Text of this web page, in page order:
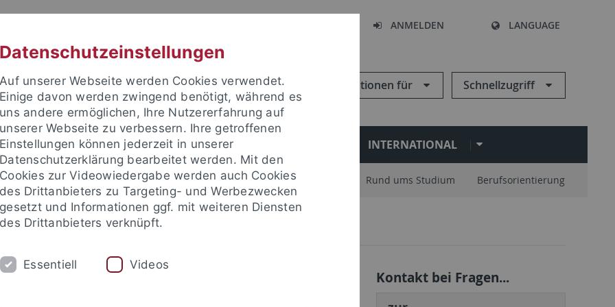
ANMELDEN LANGUAGE
Informationen für Schnellzugriff
FORSCHUNG EINRICHTUNGEN INTERNATIONAL
und Immatrikulation Beratung und Info Studienorganisation Rund ums Studium Berufsorientierung
Verzeichnis der Studiengänge
Kontakt bei Fragen...
Datenschutzeinstellungen
Auf unserer Webseite werden Cookies verwendet.
Einige davon werden zwingend benötigt, während es
uns andere ermöglichen, Ihre Nutzererfahrung auf
unserer Webseite zu verbessern. Ihre getroffenen
Einstellungen können jederzeit in unserer
Datenschutzerklärung bearbeitet werden. Mit den
Cookies zur Videowiedergabe werden auch Cookies
des Drittanbieters zu Targeting- und Werbezwecken
gesetzt und Informationen ggf. mit weiteren Diensten
des Drittanbieters verknüpft.
Essentiell Videos